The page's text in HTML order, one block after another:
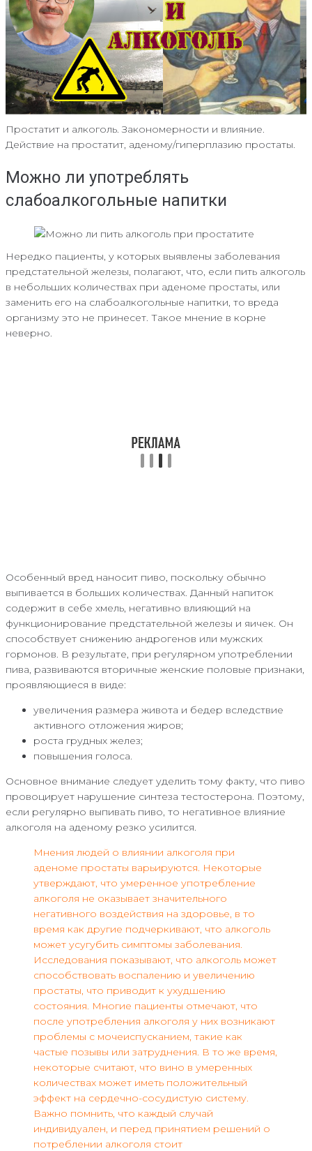
Простатит и алкоголь. Закономерности и влияние.
Действие на простатит, аденому/гиперплазию простаты.
Можно ли употреблять
слабоалкогольные напитки
Нередко пациенты, у которых выявлены заболевания
предстательной железы, полагают, что, если пить алкоголь
в небольших количествах при аденоме простаты, или
заменить его на слабоалкогольные напитки, то вреда
организму это не принесет. Такое мнение в корне
неверно.
Особенный вред наносит пиво, поскольку обычно
выпивается в больших количествах. Данный напиток
содержит в себе хмель, негативно влияющий на
функционирование предстательной железы и яичек. Он
способствует снижению андрогенов или мужских
гормонов. В результате, при регулярном употреблении
пива, развиваются вторичные женские половые признаки,
проявляющиеся в виде:
увеличения размера живота и бедер вследствие
активного отложения жиров;
роста грудных желез;
повышения голоса.
Основное внимание следует уделить тому факту, что пиво
провоцирует нарушение синтеза тестостерона. Поэтому,
если регулярно выпивать пиво, то негативное влияние
алкоголя на аденому резко усилится.
Мнения людей о влиянии алкоголя при
аденоме простаты варьируются. Некоторые
утверждают, что умеренное употребление
алкоголя не оказывает значительного
негативного воздействия на здоровье, в то
время как другие подчеркивают, что алкоголь
может усугубить симптомы заболевания.
Исследования показывают, что алкоголь может
способствовать воспалению и увеличению
простаты, что приводит к ухудшению
состояния. Многие пациенты отмечают, что
после употребления алкоголя у них возникают
проблемы с мочеиспусканием, такие как
частые позывы или затруднения. В то же время,
некоторые считают, что вино в умеренных
количествах может иметь положительный
эффект на сердечно-сосудистую систему.
Важно помнить, что каждый случай
индивидуален, и перед принятием решений о
потреблении алкоголя стоит